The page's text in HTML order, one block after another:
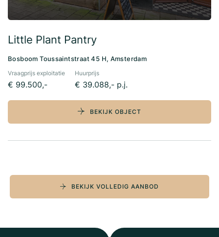
Little Plant Pantry
Bosboom Toussaintstraat 45 H, Amsterdam
Vraagprijs exploitatie
€ 99.500,-
Huurprijs
€ 39.088,- p.j.
BEKIJK OBJECT
BEKIJK VOLLEDIG AANBOD